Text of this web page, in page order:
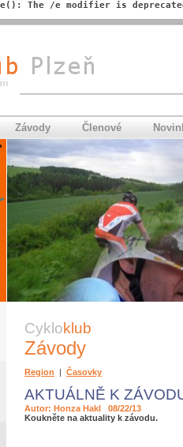
The /e modifier is
Závody Členové
Cykloklub
Závody
Region | Časovky
AKTUÁLNĚ K
Autor: Honza Hakl 08/22/13
Koukněte na aktuality k závodu.